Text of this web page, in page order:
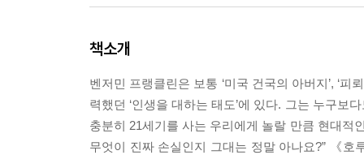
책소개
벤저민 프랭클린은 보통 ‘미국 건국의 아버지’, ‘
력했던 ‘인생을 대하는 태도’에 있다. 그는 누구보
충분히 21세기를 사는 우리에게 놀랄 만큼 현대적
무엇이 진짜 손실인지 그대는 정말 아나요?” 《